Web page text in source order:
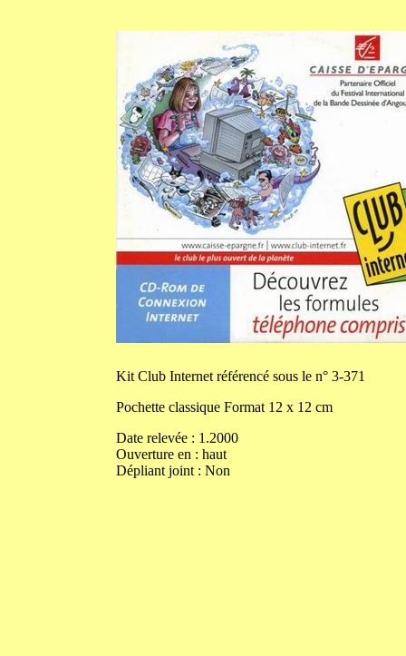
Kit Club Internet référencé sous le n° 3-371
Pochette classique Format 12 x 12 cm
Date relevée : 1.2000
Ouverture en : haut
Dépliant joint : Non